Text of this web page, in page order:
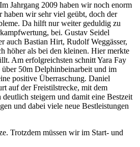
Jahrgang 2009 haben wir noch enorm
wir sehr viel geübt, doch der
Da hilft nur weiter geduldig zu
bei. Gustav Seidel
auch Bastian Hirt, Rudolf Weggässer,
höher als bei den kleinen. Hier merkte
Am erfolgreichsten schnitt Yara Fay
50m Delphinbeinarbeit und im
positive Überraschung. Daniel
auf der Freistilstrecke, mit dem
steigern und damit eine Bestzeit
und dabei viele neue Bestleistungen
Trotzdem müssen wir im Start- und